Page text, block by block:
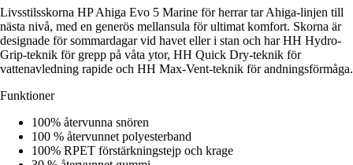
Livsstilsskorna HP Ahiga Evo 5 Marine för herrar tar Ahiga-linjen till
nästa nivå, med en generös mellansula för ultimat komfort. Skorna är
designade för sommardagar vid havet eller i stan och har HH Hydro-
Grip-teknik för grepp på våta ytor, HH Quick Dry-teknik för
vattenavledning rapide och HH Max-Vent-teknik för andningsförmåga.
Funktioner
100% återvunna snören
100 % återvunnet polyesterband
100% RPET förstärkningstejp och krage